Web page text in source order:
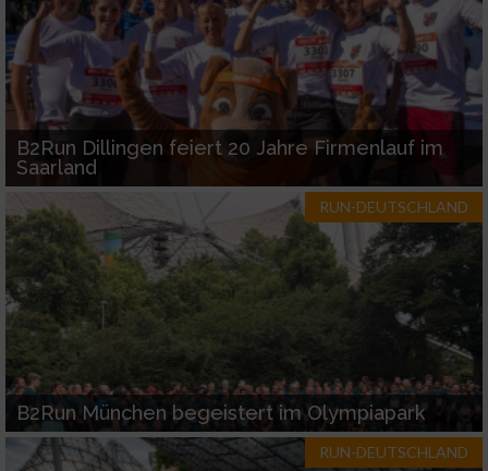
B2Run Dillingen feiert 20 Jahre Firmenlauf im
Saarland
RUN-DEUTSCHLAND
B2Run München begeistert im Olympiapark
RUN-DEUTSCHLAND